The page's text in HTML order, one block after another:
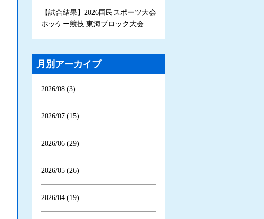
【試合結果】2026国民スポーツ大会
ホッケー競技 東海ブロック大会
月別アーカイブ
2026/08 (3)
2026/07 (15)
2026/06 (29)
2026/05 (26)
2026/04 (19)